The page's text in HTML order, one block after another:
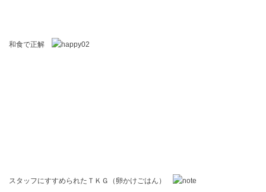
和食で正解
スタッフにすすめられたＴＫＧ（卵かけごはん）